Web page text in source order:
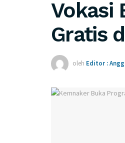
Vokasi
Gratis
oleh Editor :